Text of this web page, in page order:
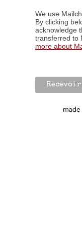
We use
By clicking
acknowledge
transferred to
more about